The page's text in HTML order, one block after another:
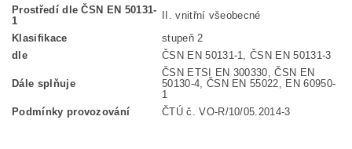
Prostředí dle ČSN EN 50131-
1
II. vnitřní všeobecné
Klasifikace
stupeň 2
dle
ČSN EN 50131-1, ČSN EN 50131-3
Dále splňuje
ČSN ETSI EN 300330, ČSN EN
50130-4, ČSN EN 55022, EN 60950-
1
Podmínky provozování
ČTÚ č. VO-R/10/05.2014-3